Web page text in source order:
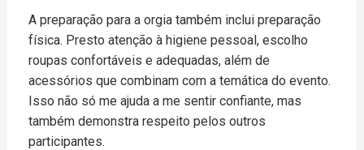
A preparação para a orgia também inclui preparação
física. Presto atenção à higiene pessoal, escolho
roupas confortáveis ​​e adequadas, além de
acessórios que combinam com a temática do evento.
Isso não só me ajuda a me sentir confiante, mas
também demonstra respeito pelos outros
participantes.